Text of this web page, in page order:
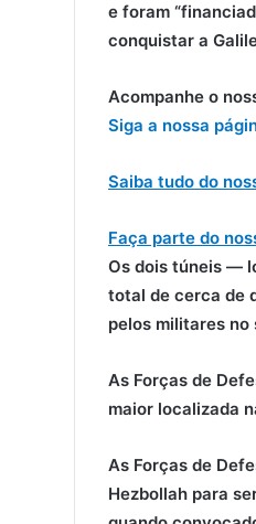
e foram
conquistar a
Acompanhe o
Siga a nossa
Saiba tudo do
Faça parte do
Os dois túneis —
total de cerca de
pelos militares no
As Forças de
maior localizada
As Forças de
Hezbollah para